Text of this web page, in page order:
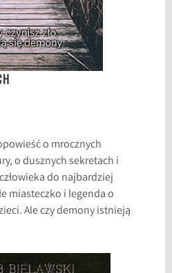
o mrocznych
o dusznych sekretach i
do najbardziej
miasteczko i legenda o
Ale czy demony istnieją